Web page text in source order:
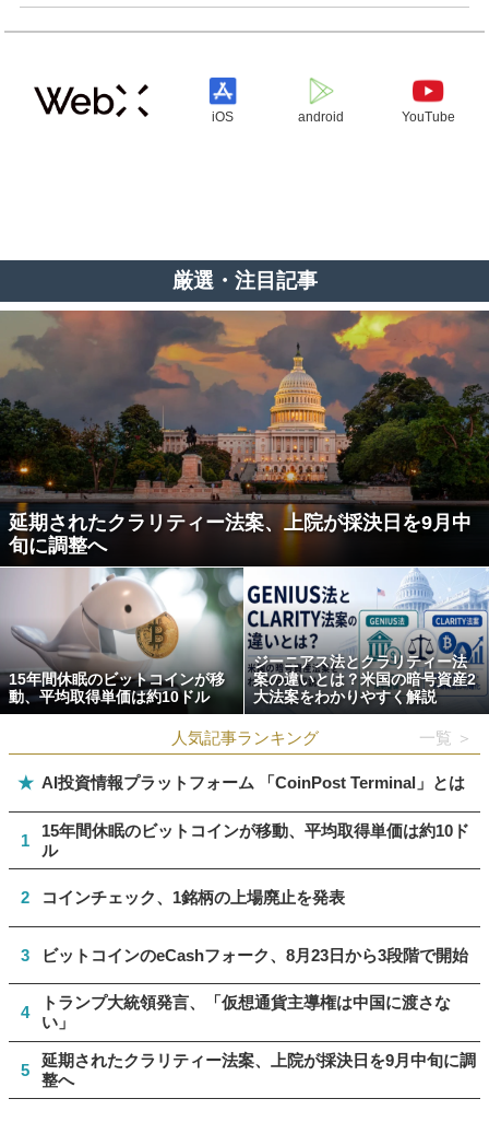
iOS android YouTube
厳選・注目記事
延期されたクラリティー法案、上院が採決日を9月中
旬に調整へ
15年間休眠のビットコインが移
動、平均取得単価は約10ドル
ジーニアス法とクラリティー法
案の違いとは？米国の暗号資産2
大法案をわかりやすく解説
人気記事ランキング 一覧 ＞
★ AI投資情報プラットフォーム 「CoinPost Terminal」とは
1
15年間休眠のビットコインが移動、平均取得単価は約10ド
ル
2 コインチェック、1銘柄の上場廃止を発表
3 ビットコインのeCashフォーク、8月23日から3段階で開始
4
トランプ大統領発言、「仮想通貨主導権は中国に渡さな
い」
5
延期されたクラリティー法案、上院が採決日を9月中旬に調
整へ